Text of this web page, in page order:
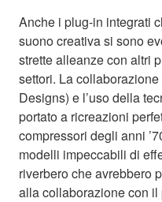
Anche i plug-in integrati
suono creativa si sono
strette alleanze con altri
settori. La
Designs) e l’uso della
portato a ricreazioni
compressori degli anni
modelli impeccabili di
riverbero che avrebbero
alla collaborazione con